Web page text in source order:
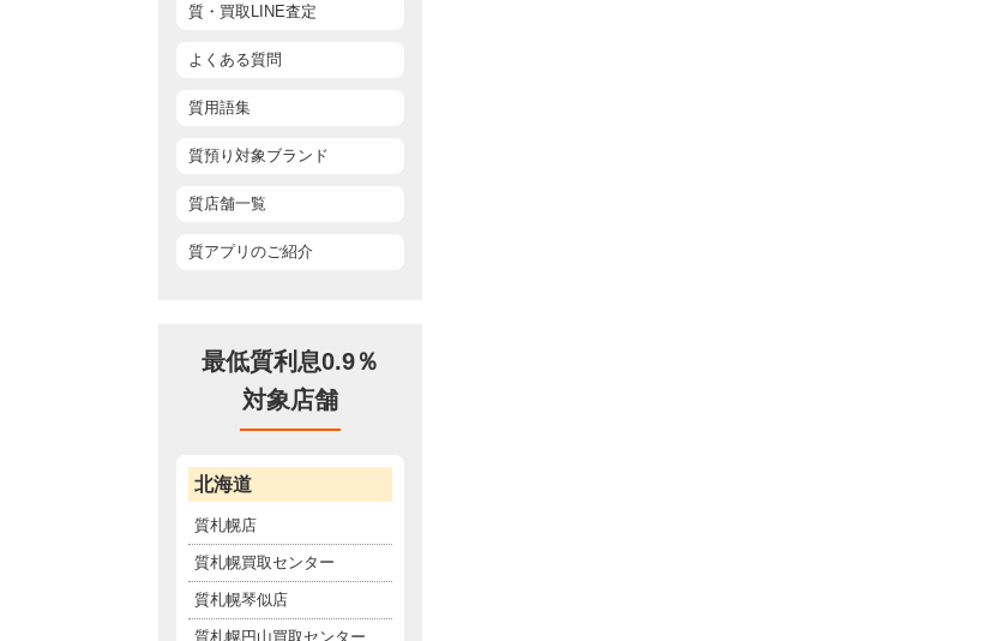
質・買取LINE査定
よくある質問
質用語集
質預り対象ブランド
質店舗一覧
質アプリのご紹介
最低質利息0.9％
対象店舗
北海道
質札幌店
質札幌買取センター
質札幌琴似店
質札幌円山買取センター